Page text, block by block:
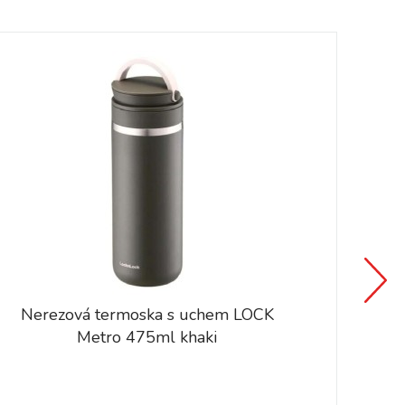
Nerezová termoska s uchem LOCK
Metro 475ml khaki